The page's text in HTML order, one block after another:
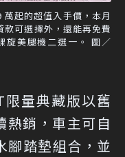
起的超值入手價，本月
可選擇外，還能再免費
旋美腿機二選一。 圖／
量典藏版以舊
熱銷，車主可自
腳踏墊組合，並